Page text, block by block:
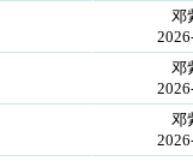
邓
邓
邓